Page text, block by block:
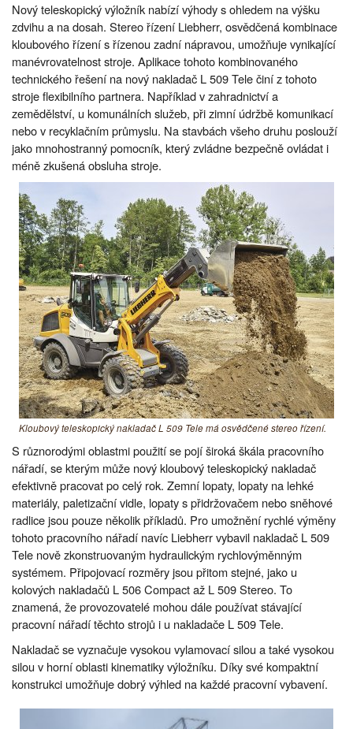
Nový teleskopický výložník nabízí výhody s ohledem na výšku
zdvihu a na dosah. Stereo řízení Liebherr, osvědčená kombinace
kloubového řízení s řízenou zadní nápravou, umožňuje vynikající
manévrovatelnost stroje. Aplikace tohoto kombinovaného
technického řešení na nový nakladač L 509 Tele činí z tohoto
stroje flexibilního partnera. Například v zahradnictví a
zemědělství, u komunálních služeb, při zimní údržbě komunikací
nebo v recyklačním průmyslu. Na stavbách všeho druhu poslouží
jako mnohostranný pomocník, který zvládne bezpečně ovládat i
méně zkušená obsluha stroje.
Kloubový teleskopický nakladač L 509 Tele má osvědčené stereo řízení.
S různorodými oblastmi použití se pojí široká škála pracovního
nářadí, se kterým může nový kloubový teleskopický nakladač
efektivně pracovat po celý rok. Zemní lopaty, lopaty na lehké
materiály, paletizační vidle, lopaty s přidržovačem nebo sněhové
radlice jsou pouze několik příkladů. Pro umožnění rychlé výměny
tohoto pracovního nářadí navíc Liebherr vybavil nakladač L 509
Tele nově zkonstruovaným hydraulickým rychlovýměnným
systémem. Připojovací rozměry jsou přitom stejné, jako u
kolových nakladačů L 506 Compact až L 509 Stereo. To
znamená, že provozovatelé mohou dále používat stávající
pracovní nářadí těchto strojů i u nakladače L 509 Tele.
Nakladač se vyznačuje vysokou vylamovací silou a také vysokou
silou v horní oblasti kinematiky výložníku. Díky své kompaktní
konstrukci umožňuje dobrý výhled na každé pracovní vybavení.